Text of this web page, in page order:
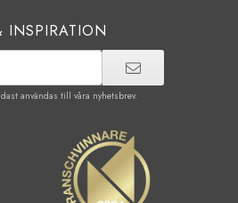
INSPIRATION
användas till våra nyhetsbrev.